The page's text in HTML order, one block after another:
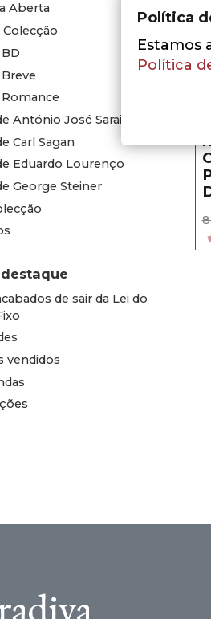
Aberta
Colecção
Breve
Romance
António José Saraiva
Carl Sagan
Eduardo Lourenço
George Steiner
de sair da Lei do
vendidos
Política
Estamos
Política